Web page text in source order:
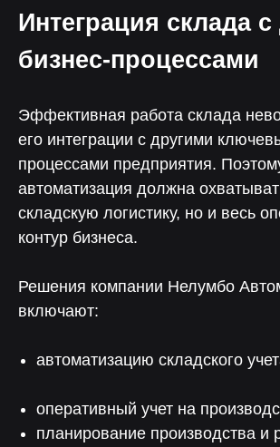
Интеграция склада
бизнес-процессами
Эффективная работа склада
его интеграции с другими
процессами предприятия.
автоматизация должна
складскую логистику, но и весь
контур бизнеса.
Решения компании Нелумбо
включают:
автоматизацию складского
оперативный учет на
планирование производства и
Больше выручки, меньше
трудозатрат
70%
на прохождение аудитов
90%
на оперативный учет